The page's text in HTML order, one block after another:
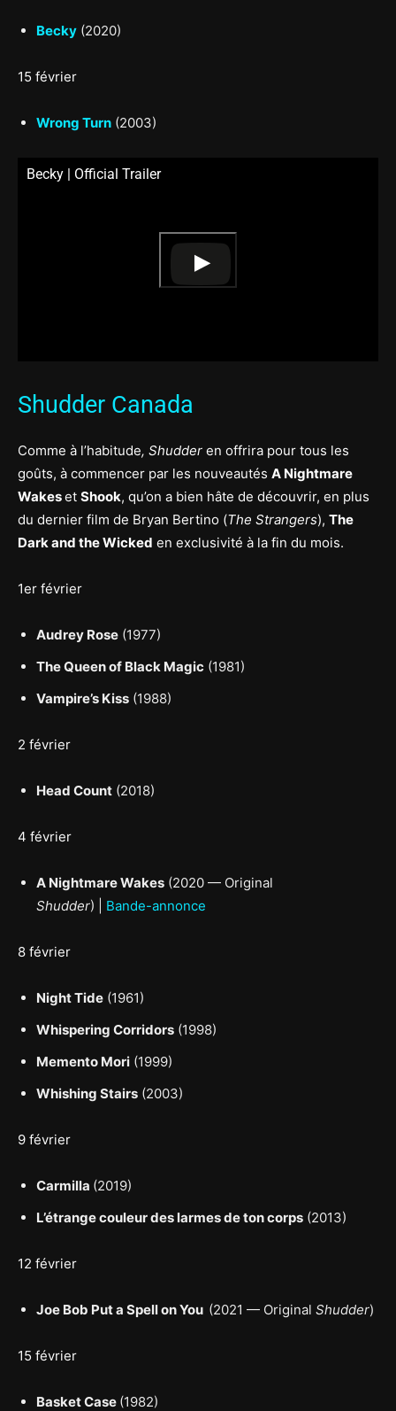
Becky (2020)
15 février
Wrong Turn (2003)
Becky | Official Trailer
Shudder Canada
Comme à l’habitude, Shudder en offrira pour tous les
goûts, à commencer par les nouveautés A Nightmare
Wakeset Shook, qu’on a bien hâte de découvrir, en plus
du dernier film de Bryan Bertino (The Strangers), The
Dark and the Wicked en exclusivité à la fin du mois.
1er février
Audrey Rose (1977)
The Queen of Black Magic (1981)
Vampire’s Kiss (1988)
2 février
Head Count (2018)
4 février
A Nightmare Wakes (2020 — Original
Shudder) | Bande-annonce
8 février
Night Tide (1961)
Whispering Corridors (1998)
Memento Mori (1999)
Whishing Stairs (2003)
9 février
Carmilla (2019)
L’étrange couleur des larmes de ton corps (2013)
12 février
Joe Bob Put a Spell on You (2021 — Original Shudder)
15 février
Basket Case (1982)